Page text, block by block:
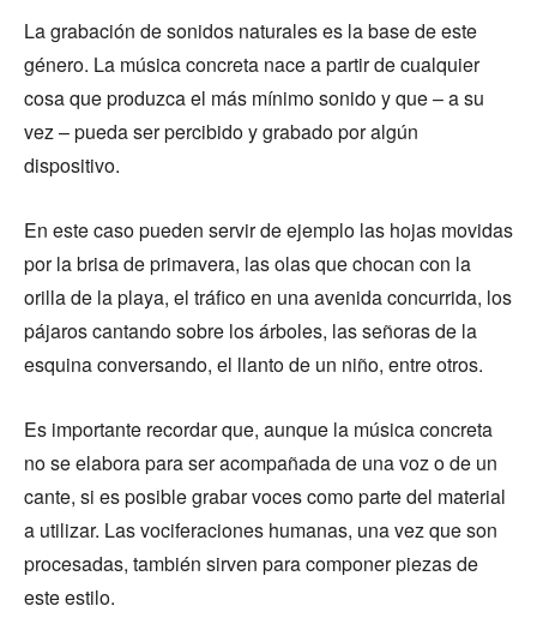
La grabación de sonidos naturales es la base de este
género. La música concreta nace a partir de cualquier
cosa que produzca el más mínimo sonido y que – a su
vez – pueda ser percibido y grabado por algún
dispositivo.
En este caso pueden servir de ejemplo las hojas movidas
por la brisa de primavera, las olas que chocan con la
orilla de la playa, el tráfico en una avenida concurrida, los
pájaros cantando sobre los árboles, las señoras de la
esquina conversando, el llanto de un niño, entre otros.
Es importante recordar que, aunque la música concreta
no se elabora para ser acompañada de una voz o de un
cante, si es posible grabar voces como parte del material
a utilizar. Las vociferaciones humanas, una vez que son
procesadas, también sirven para componer piezas de
este estilo.